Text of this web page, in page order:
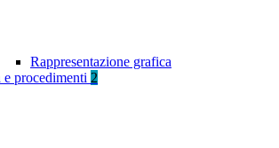
Rappresentazione grafica
procedimenti 2